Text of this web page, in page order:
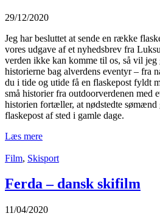
29/12/2020
Jeg har besluttet at sende en række
vores udgave af et nyhedsbrev fra
verden ikke kan komme til os, så vil
historierne bag alverdens eventyr – fra
du i tide og utide få en flaskepost fyldt
små historier fra outdoorverdenen med
historien fortæller, at nødstedte sømænd
flaskepost af sted i gamle dage.
Læs mere
Film, Skisport
Ferda – dansk skifilm
11/04/2020